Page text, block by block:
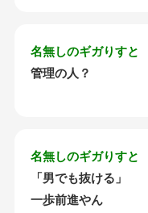
名無しのギガりすと
管理の人？
名無しのギガりすと
「男でも抜ける」
一歩前進やん